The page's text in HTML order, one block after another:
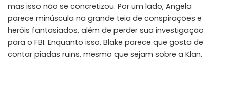
mas isso não se concretizou. Por um lado, Angela
parece minúscula na grande teia de conspirações e
heróis fantasiados, além de perder sua investigação
para o FBI. Enquanto isso, Blake parece que gosta de
contar piadas ruins, mesmo que sejam sobre a Klan.